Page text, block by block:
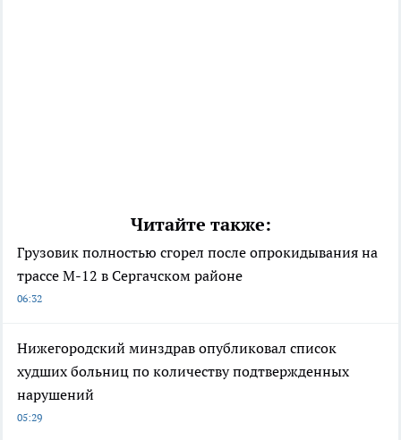
Читайте также:
Грузовик полностью сгорел после опрокидывания на
трассе М-12 в Сергачском районе
06:32
Нижегородский минздрав опубликовал список
худших больниц по количеству подтвержденных
нарушений
05:29